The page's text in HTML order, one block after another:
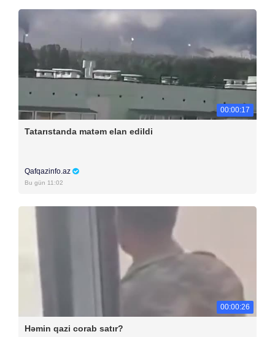
00:00:17
Tatarıstanda matəm elan edildi
Qafqazinfo.az
Bu gün 11:02
00:00:26
Həmin qazi corab satır?